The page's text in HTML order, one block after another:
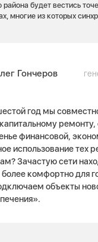
района будет вестись
многие из которых
Гончеров
год мы
финансовой,
использование тех
Зачастую сети
комфортно для
объекты